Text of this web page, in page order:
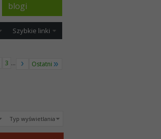
Szybkie linki
blogi
3 ... Ostatni
Typ wyświetlania